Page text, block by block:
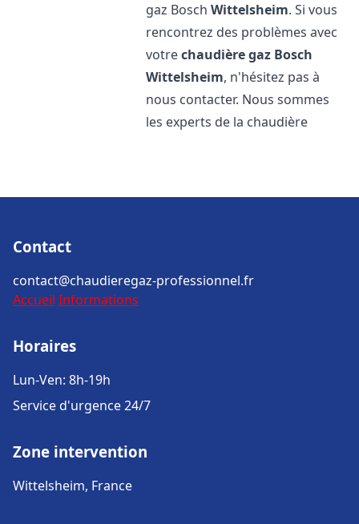
gaz BoschWittelsheim. Si vous
rencontrez des problèmes avec
votrechaudière gaz Bosch
Wittelsheim, n'hésitez pas à
nous contacter. Nous sommes
les experts de la chaudière
Contact
contact@chaudieregaz-professionnel.fr
Accueil Informations
Horaires
Lun-Ven: 8h-19h
Service d'urgence 24/7
Zone intervention
Wittelsheim, France